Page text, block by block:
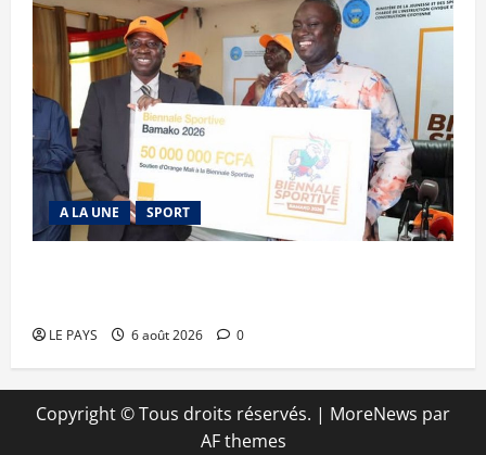
A LA UNE SPORT
LE PAYS 6 août 2026 0
Copyright © Tous droits réservés. | MoreNews par
AF themes